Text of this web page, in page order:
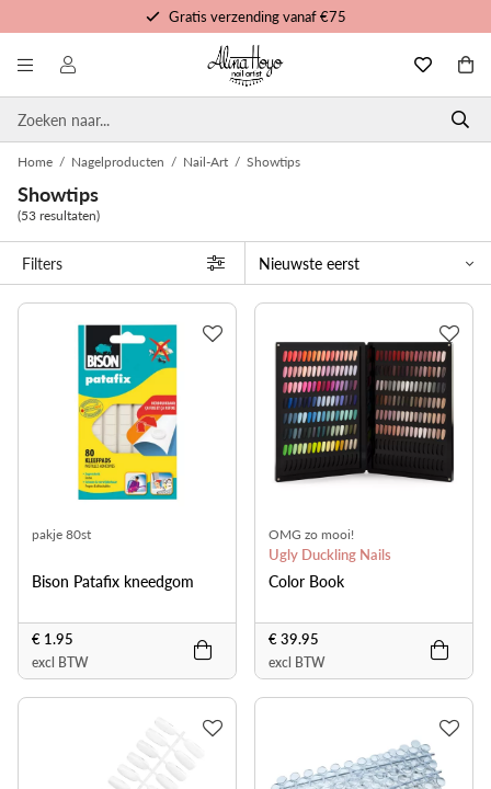
Gratis verzending vanaf €75
Gratis trainingen en tutorials
Voor 16u besteld, morgen in huis
Home / Nagelproducten / Nail-Art / Showtips
Showtips
(53 resultaten)
Filters
pakje 80st
Bison Patafix kneedgom
€ 1.95
excl BTW
OMG zo mooi!
Ugly Duckling Nails
Color Book
€ 39.95
excl BTW